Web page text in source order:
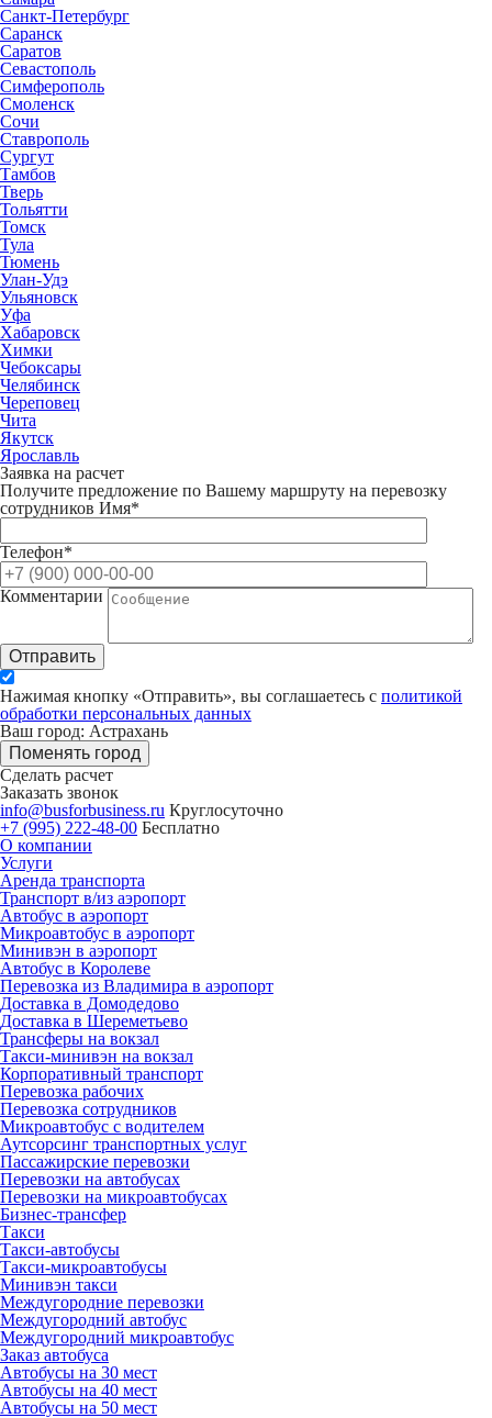
Санкт-Петербург
Саранск
Саратов
Севастополь
Симферополь
Смоленск
Сочи
Ставрополь
Сургут
Тамбов
Тверь
Тольятти
Томск
Тула
Тюмень
Улан-Удэ
Ульяновск
Уфа
Хабаровск
Химки
Чебоксары
Челябинск
Череповец
Чита
Якутск
Ярославль
Заявка на расчет
Получите предложение по Вашему маршруту на перевозку
сотрудников Имя*
Телефон*
Комментарии
Отправить
Нажимая кнопку «Отправить», вы соглашаетесь с политикой
обработки персональных данных
Ваш город: Астрахань
Поменять город
Сделать расчет
Заказать звонок
info@busforbusiness.ru Круглосуточно
+7 (995) 222-48-00 Бесплатно
О компании
Услуги
Аренда транспорта
Транспорт в/из аэропорт
Автобус в аэропорт
Микроавтобус в аэропорт
Минивэн в аэропорт
Автобус в Королеве
Перевозка из Владимира в аэропорт
Доставка в Домодедово
Доставка в Шереметьево
Трансферы на вокзал
Такси-минивэн на вокзал
Корпоративный транспорт
Перевозка рабочих
Перевозка сотрудников
Микроавтобус с водителем
Аутсорсинг транспортных услуг
Пассажирские перевозки
Перевозки на автобусах
Перевозки на микроавтобусах
Бизнес-трансфер
Такси
Такси-автобусы
Такси-микроавтобусы
Минивэн такси
Междугородние перевозки
Междугородний автобус
Междугородний микроавтобус
Заказ автобуса
Автобусы на 30 мест
Автобусы на 40 мест
Автобусы на 50 мест